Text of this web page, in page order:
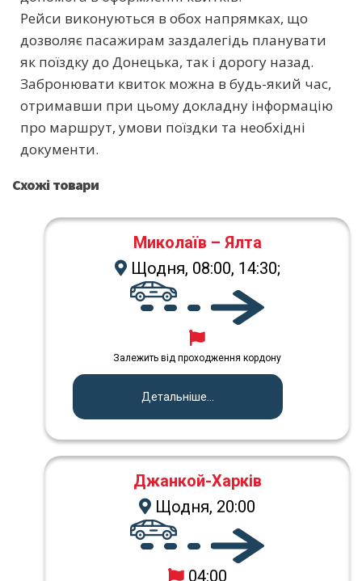
Рейси виконуються в обох напрямках, що
дозволяє пасажирам заздалегідь планувати
як поїздку до Донецька, так і дорогу назад.
Забронювати квиток можна в будь-який час,
отримавши при цьому докладну інформацію
про маршрут, умови поїздки та необхідні
документи.
Схожі товари
Миколаїв – Ялта
Щодня, 08:00, 14:30;
Залежить від проходження кордону
Детальніше...
Джанкой-Харків
Щодня, 20:00
04:00